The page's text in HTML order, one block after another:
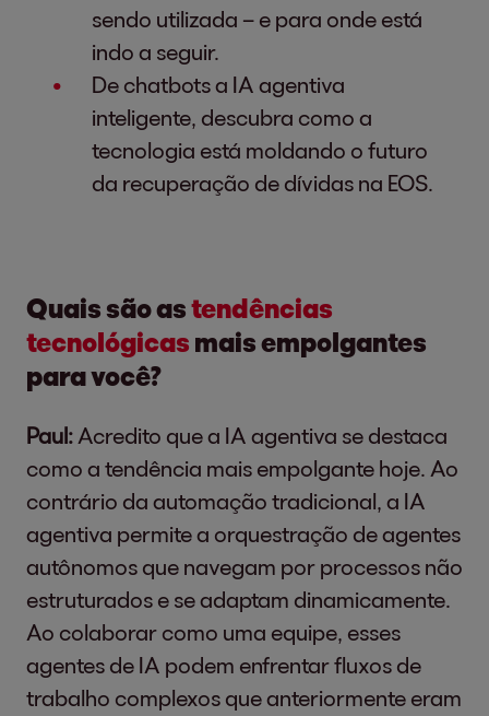
sendo utilizada – e para onde está
indo a seguir.
De chatbots a IA agentiva
inteligente, descubra como a
tecnologia está moldando o futuro
da recuperação de dívidas na EOS.
Quais são astendências
tecnológicas mais empolgantes
para você?
Paul: Acredito que a IA agentiva se destaca
como a tendência mais empolgante hoje. Ao
contrário da automação tradicional, a IA
agentiva permite a orquestração de agentes
autônomos que navegam por processos não
estruturados e se adaptam dinamicamente.
Ao colaborar como uma equipe, esses
agentes de IA podem enfrentar fluxos de
trabalho complexos que anteriormente eram